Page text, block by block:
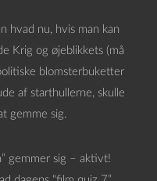
hvad nu, hvis man kan
Krig og øjeblikkets (må
blomsterbuketter
af starthullerne, skulle
gemme sig.
gemmer sig – aktivt!